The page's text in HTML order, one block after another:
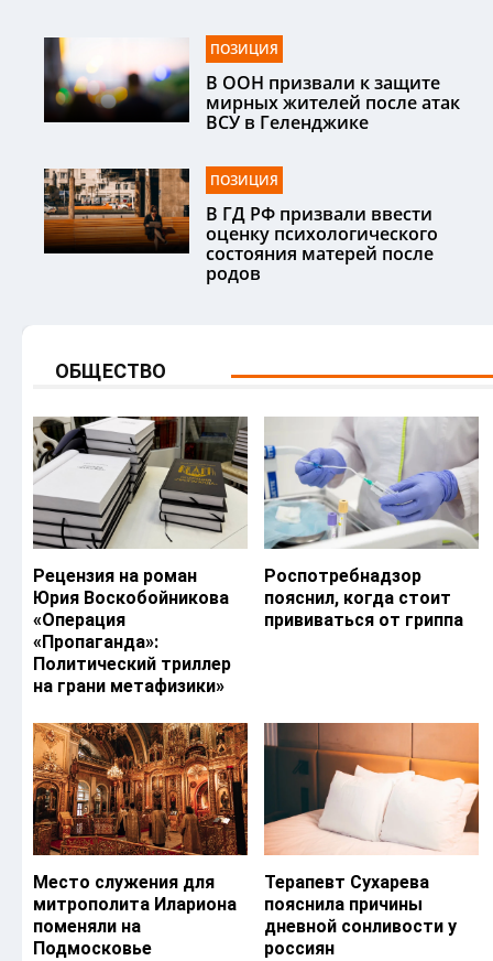
ПОЗИЦИЯ
В ООН призвали к защите
мирных жителей после атак
ВСУ в Геленджике
ПОЗИЦИЯ
В ГД РФ призвали ввести
оценку психологического
состояния матерей после
родов
ОБЩЕСТВО
Рецензия на роман
Юрия Воскобойникова
«Операция
«Пропаганда»:
Политический триллер
на грани метафизики»
Роспотребнадзор
пояснил, когда стоит
прививаться от гриппа
Место служения для
митрополита Илариона
поменяли на
Подмосковье
Терапевт Сухарева
пояснила причины
дневной сонливости у
россиян